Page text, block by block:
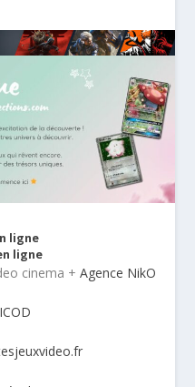
ligne
ligne
cinema + Agence NikO